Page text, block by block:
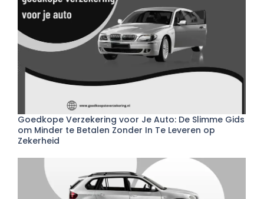
Goedkope Verzekering voor Je Auto: De Slimme Gids
om Minder te Betalen Zonder In Te Leveren op
Zekerheid